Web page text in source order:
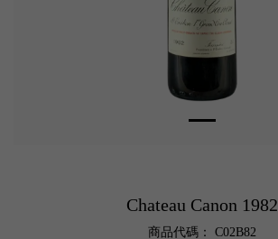
Chateau Canon 1982
商品代碼： C02B82